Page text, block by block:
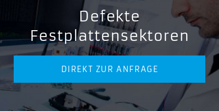
Defekte
Festplattensektoren
DIREKT ZUR ANFRAGE